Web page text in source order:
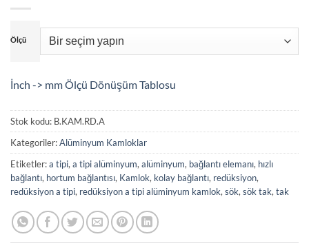
Ölçü
İnch -> mm Ölçü Dönüşüm Tablosu
Stok kodu: B.KAM.RD.A
Kategoriler:Alüminyum Kamloklar
Etiketler:a tipi,a tipi alüminyum,alüminyum, bağlantı elemanı, hızlı
bağlantı, hortum bağlantısı, Kamlok, kolay bağlantı, redüksiyon,
redüksiyon a tipi, redüksiyon a tipi alüminyum kamlok,sök,sök tak,tak